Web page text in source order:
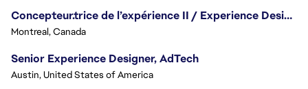
Concepteur.trice de l’expérience II / Experience Designer II
Montreal, Canada
Senior Experience Designer, AdTech
Austin, United States of America